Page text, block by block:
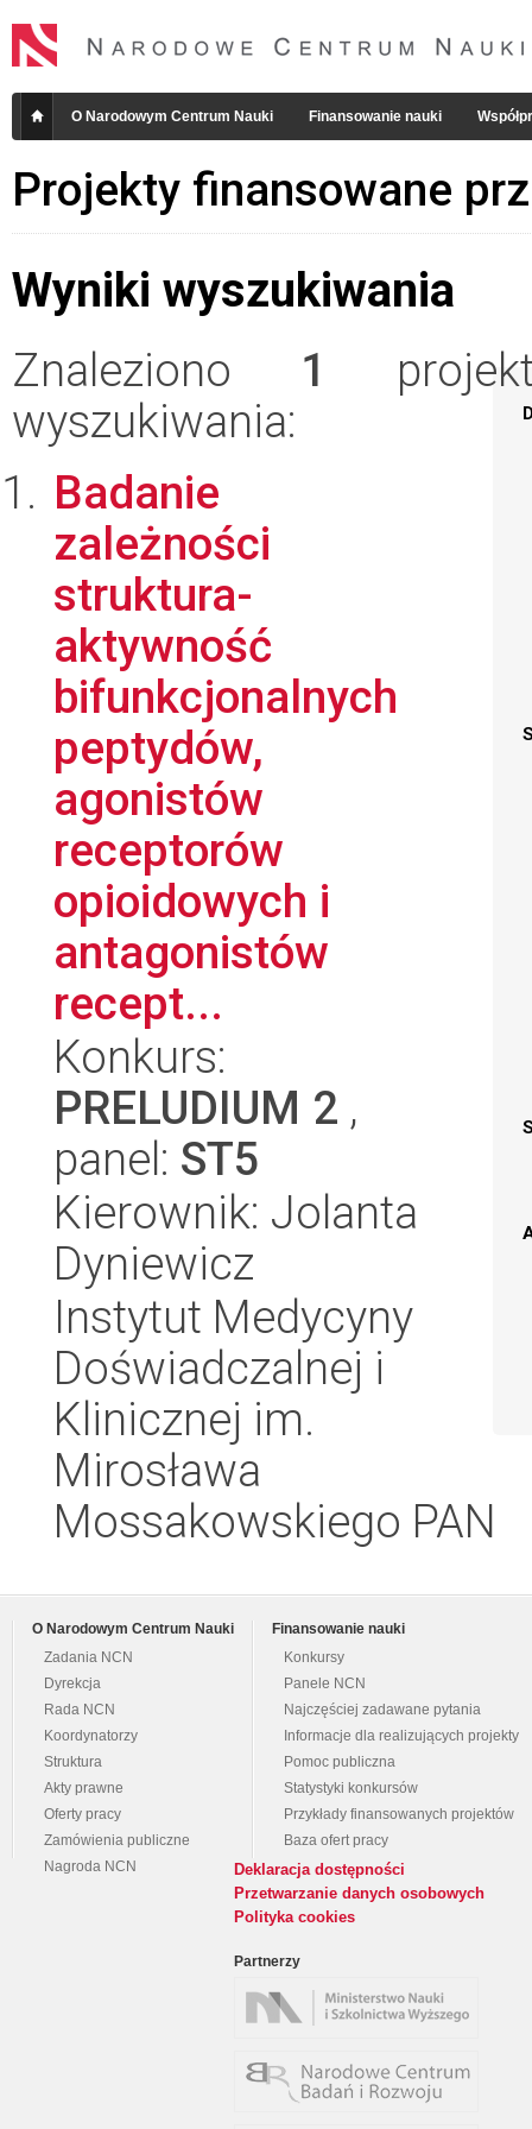
O Narodowym Centrum Nauki Finansowanie nauki
Projekty finansowane
Wyniki wyszukiwania
Znaleziono 1
wyszukiwania:
Badanie
zależności
struktura-
aktywność
bifunkcjonalnych
peptydów,
agonistów
receptorów
opioidowych i
antagonistów
recept...
Konkurs:
PRELUDIUM 2 ,
panel: ST5
Kierownik: Jolanta
Dyniewicz
Instytut Medycyny
Doświadczalnej i
Klinicznej im.
Mirosława
Mossakowskiego PAN
O Narodowym Centrum Nauki
Zadania NCN
Dyrekcja
Rada NCN
Koordynatorzy
Struktura
Akty prawne
Oferty pracy
Zamówienia publiczne
Nagroda NCN
Finansowanie nauki
Konkursy
Panele NCN
Najczęściej zadawane pytania
Informacje dla realizujących projekty
Pomoc publiczna
Statystyki konkursów
Przykłady finansowanych projektów
Baza ofert pracy
Deklaracja dostępności
Przetwarzanie danych osobowych
Polityka cookies
Partnerzy